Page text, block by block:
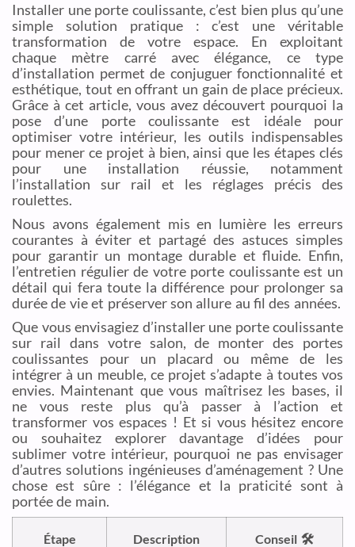
Installer une porte coulissante, c’est bien plus qu’une
simple solution pratique : c’est une véritable
transformation de votre espace. En exploitant
chaque mètre carré avec élégance, ce type
d’installation permet de conjuguer fonctionnalité et
esthétique, tout en offrant un gain de place précieux.
Grâce à cet article, vous avez découvert pourquoi la
pose d’une porte coulissante est idéale pour
optimiser votre intérieur, les outils indispensables
pour mener ce projet à bien, ainsi que les étapes clés
pour une installation réussie, notamment
l’installation sur rail et les réglages précis des
roulettes.
Nous avons également mis en lumière les erreurs
courantes à éviter et partagé des astuces simples
pour garantir un montage durable et fluide. Enfin,
l’entretien régulier de votre porte coulissante est un
détail qui fera toute la différence pour prolonger sa
durée de vie et préserver son allure au fil des années.
Que vous envisagiez d’installer une porte coulissante
sur rail dans votre salon, de monter des portes
coulissantes pour un placard ou même de les
intégrer à un meuble, ce projet s’adapte à toutes vos
envies. Maintenant que vous maîtrisez les bases, il
ne vous reste plus qu’à passer à l’action et
transformer vos espaces ! Et si vous hésitez encore
ou souhaitez explorer davantage d’idées pour
sublimer votre intérieur, pourquoi ne pas envisager
d’autres solutions ingénieuses d’aménagement ? Une
chose est sûre : l’élégance et la praticité sont à
portée de main.
Étape Description Conseil 🛠️